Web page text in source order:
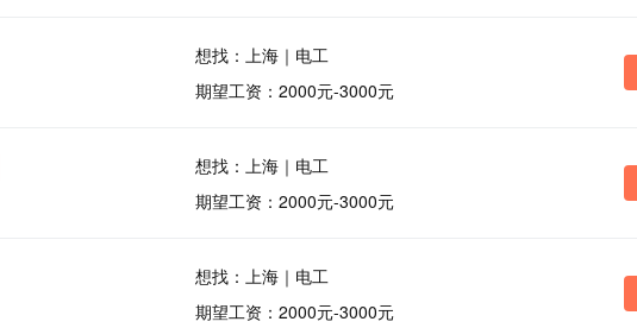
想找：上海｜电工
期望工资：2000元-3000元
想找：上海｜电工
期望工资：2000元-3000元
想找：上海｜电工
期望工资：2000元-3000元